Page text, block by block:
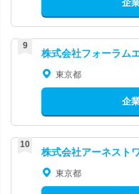
企
株式会社フォーラム
東京都
企
株式会社アーネスト
東京都